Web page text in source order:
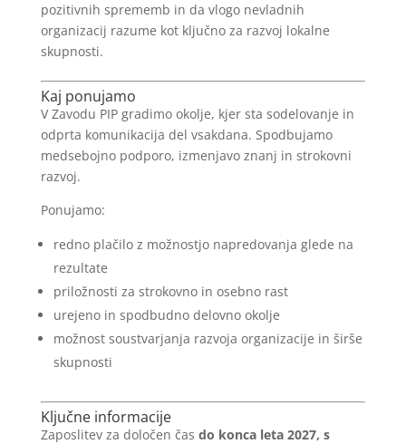
pozitivnih sprememb in da vlogo nevladnih
organizacij razume kot ključno za razvoj lokalne
skupnosti.
Kaj ponujamo
V Zavodu PIP gradimo okolje, kjer sta sodelovanje in
odprta komunikacija del vsakdana. Spodbujamo
medsebojno podporo, izmenjavo znanj in strokovni
razvoj.
Ponujamo:
redno plačilo z možnostjo napredovanja glede na
rezultate
priložnosti za strokovno in osebno rast
urejeno in spodbudno delovno okolje
možnost soustvarjanja razvoja organizacije in širše
skupnosti
Ključne informacije
Zaposlitev za določen čas do konca leta 2027, s